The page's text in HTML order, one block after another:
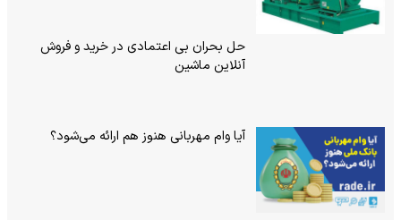
حل بحران بی‌ اعتمادی در خرید و فروش
آنلاین ماشین
آیا وام مهربانی هنوز هم ارائه می‌شود؟